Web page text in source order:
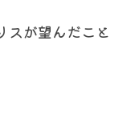
スが望んだこと